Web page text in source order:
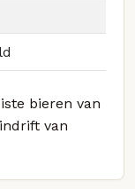
bieren van
van